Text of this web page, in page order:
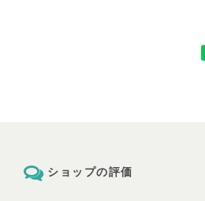
ショップの評価